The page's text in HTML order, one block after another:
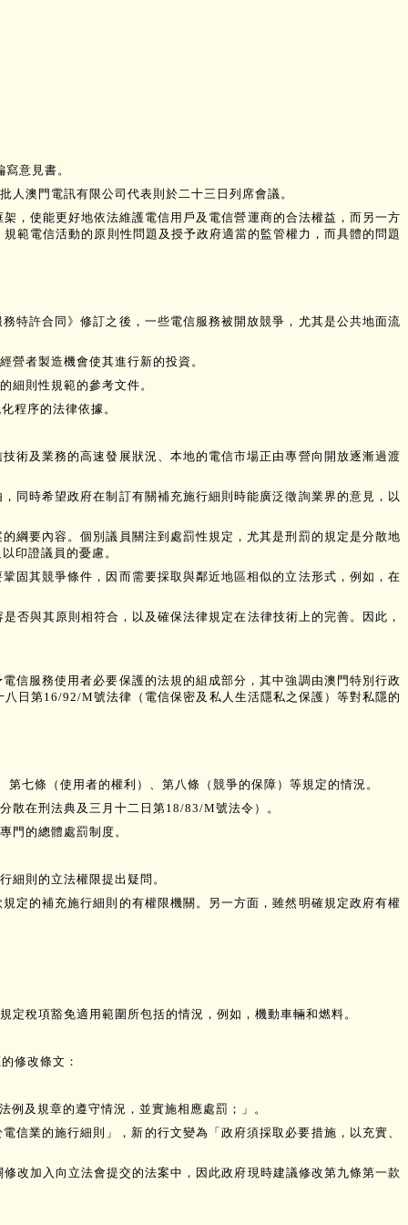
意見書。
澳門電訊有限公司代表則於二十三日列席會議。
，使能更好地依法維護電信用戶及電信營運商的合法權益，而另一方
範電信活動的原則性問題及授予政府適當的監管權力，而具體的問題
特許合同》修訂之後，一些電信服務被開放競爭，尤其是公共地面流
營者製造機會使其進行新的投資。
細則性規範的參考文件。
程序的法律依據。
術及業務的高速發展狀況、本地的電信市場正由專營向開放逐漸過渡
同時希望政府在制訂有關補充施行細則時能廣泛徵詢業界的意見，以
綱要內容。個別議員關注到處罰性規定，尤其是刑罰的規定是分散地
印證議員的憂慮。
固其競爭條件，因而需要採取與鄰近地區相似的立法形式，例如，在
否與其原則相符合，以及確保法律規定在法律技術上的完善。因此，
信服務使用者必要保護的法規的組成部分，其中強調由澳門特別行政
日第16/92/M號法律（電信保密及私人生活隱私之保護）等對私隱的
七條（使用者的權利）、第八條（競爭的保障）等規定的情況。
散在刑法典及三月十二日第18/83/M號法令）。
門的總體處罰制度。
細則的立法權限提出疑問。
定的補充施行細則的有權限機關。另一方面，雖然明確規定政府有權
稅項豁免適用範圍所包括的情況，例如，機動車輛和燃料。
修改條文：
及規章的遵守情況，並實施相應處罰；」。
業的施行細則」，新的行文變為「政府須採取必要措施，以充實、
改加入向立法會提交的法案中，因此政府現時建議修改第九條第一款